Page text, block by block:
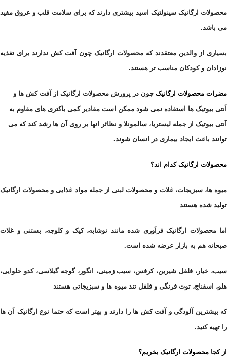
محصولات ارگانیک سینولئیک اسید بیشتری دارند که برای سلامت قلب و عروق مفید
می باشد.
بسیاری از والدین معتقدند که محصولات ارگانیک چون آفت کش ندارند برای تغذیه
نوزادان و کودکان مناسب تر هستند.
مضرات محصولات ارگانیک چون در پرورش محصولات ارگانیک از آفت کش ها و
آنتی بیوتیک ها استفاده نمی شود ممکن است مقادیر کمی باکتری های مقاوم به
آنتی بیوتیک از جمله لیستریا، سالمونلا و نظائر انها بر روی آن ها رشد کند که می
توانند باعث ایجاد بیماری در انسان شوند.
محصولات ارگانیک کدام اند؟
میوه ها، سبزیجات، غلات و محصولات لبنی از جمله مواد غذایی و محصولات ارگانیک
تولید شده هستند
اما محصولات ارگانیک فرآوری شدهمانند نوشابه، کیک و کلوچه، بستنی و غلات
صبحانه هم به بازار عرضه شده است.
سیب، خیار، فلفل شیرین، کرفس، سیب زمینی، انگور، گوجه گیلاسی، کدو حلوایی،
هلو، اسفناج، توت فرنگی و فلفل تند میوه ها و سبزیجاتی هستند
که بیشترین آلودگی و آفت کش ها را دارند و بهتر است که حتما نوع ارگانیک آن ها
را تهیه کنید.
از کجا محصولات ارگانیک بخریم؟